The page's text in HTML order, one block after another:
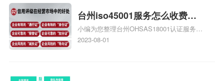
台州iso45001服务怎么收费，
台州iso45001认证服务怎么收
费
小编为您整理台州OHSAS18001认证服务中
心哪家收费便宜、台州ISO9000认证，哪个
2023-08-01